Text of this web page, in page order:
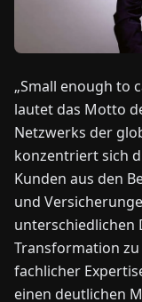
ÜBER
ENDE FRESITNLPL
KONTAKT
ZU
UNS
„Small enough to
lautet das Motto
Netzwerks der
konzentriert sich
Kunden aus den
und
unterschiedlichen
Transformation
fachlicher
einen deutlichen